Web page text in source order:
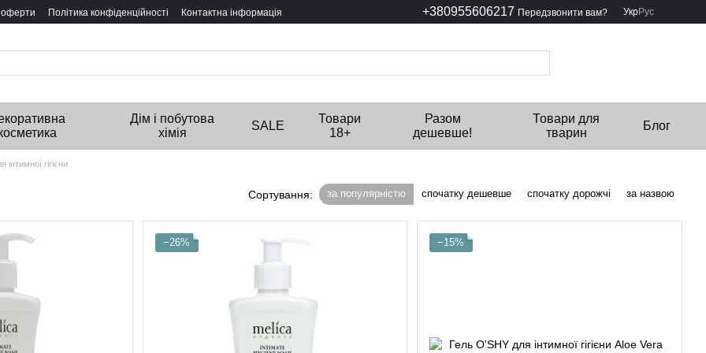
оферти Політика конфіденційності Контактна інформація +380955606217 Передзвонити вам? УкрРус
Дім і побутова
хімія
SALE
Товари
18+
Разом
дешевше!
Товари для
тварин
Блог
інтимної гігієни
Сортування: за популярністю спочатку дешевше спочатку дорожчі за назвою
−26% −15%